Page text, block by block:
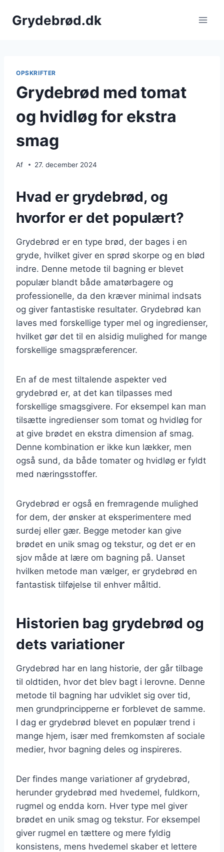
Grydebrød.dk
OPSKRIFTER
Grydebrød med tomat
og hvidløg for ekstra
smag
Af 27. december 2024
Hvad er grydebrød, og
hvorfor er det populært?
Grydebrød er en type brød, der bages i en
gryde, hvilket giver en sprød skorpe og en blød
indre. Denne metode til bagning er blevet
populær blandt både amatørbagere og
professionelle, da den kræver minimal indsats
og giver fantastiske resultater. Grydebrød kan
laves med forskellige typer mel og ingredienser,
hvilket gør det til en alsidig mulighed for mange
forskellige smagspræferencer.
En af de mest tiltalende aspekter ved
grydebrød er, at det kan tilpasses med
forskellige smagsgivere. For eksempel kan man
tilsætte ingredienser som tomat og hvidløg for
at give brødet en ekstra dimension af smag.
Denne kombination er ikke kun lækker, men
også sund, da både tomater og hvidløg er fyldt
med næringsstoffer.
Grydebrød er også en fremragende mulighed
for dem, der ønsker at eksperimentere med
surdej eller gær. Begge metoder kan give
brødet en unik smag og tekstur, og det er en
sjov måde at lære om bagning på. Uanset
hvilken metode man vælger, er grydebrød en
fantastisk tilføjelse til enhver måltid.
Historien bag grydebrød og
dets variationer
Grydebrød har en lang historie, der går tilbage
til oldtiden, hvor det blev bagt i lerovne. Denne
metode til bagning har udviklet sig over tid,
men grundprincipperne er forblevet de samme.
I dag er grydebrød blevet en populær trend i
mange hjem, især med fremkomsten af sociale
medier, hvor bagning deles og inspireres.
Der findes mange variationer af grydebrød,
herunder grydebrød med hvedemel, fuldkorn,
rugmel og endda korn. Hver type mel giver
brødet en unik smag og tekstur. For eksempel
giver rugmel en tættere og mere fyldig
konsistens, mens hvedemel skaber et lettere